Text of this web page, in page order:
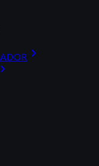
chevron_right
chevron_right